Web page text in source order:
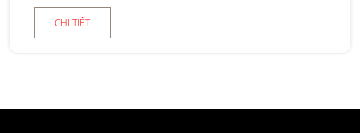
CHI TIẾT